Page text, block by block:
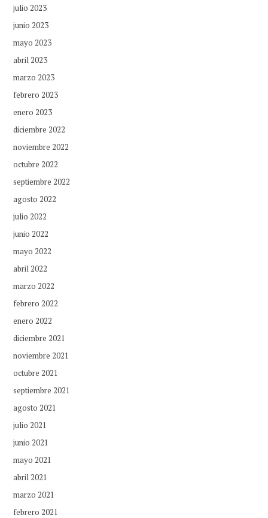
julio 2023
junio 2023
mayo 2023
abril 2023
marzo 2023
febrero 2023
enero 2023
diciembre 2022
noviembre 2022
octubre 2022
septiembre 2022
agosto 2022
julio 2022
junio 2022
mayo 2022
abril 2022
marzo 2022
febrero 2022
enero 2022
diciembre 2021
noviembre 2021
octubre 2021
septiembre 2021
agosto 2021
julio 2021
junio 2021
mayo 2021
abril 2021
marzo 2021
febrero 2021